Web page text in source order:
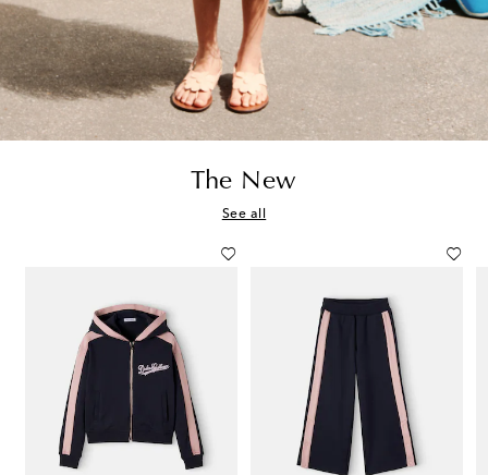
The New
See all